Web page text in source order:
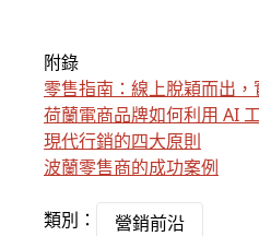
附錄
零售指南：線上脫穎而出
荷蘭電商品牌如何利用 AI
現代行銷的四大原則
波蘭零售商的成功案例
類別： 營銷前沿